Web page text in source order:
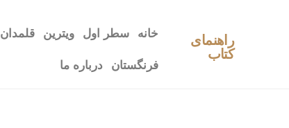
راهنمای
کتاب
خانه سطر اول ویترین قلمدان
فرنگستان درباره ما